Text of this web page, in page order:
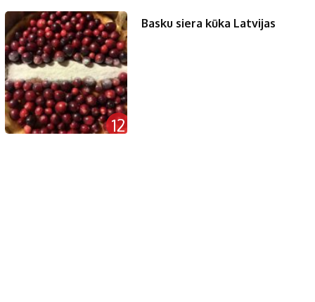
12
Basku siera kūka Latvijas